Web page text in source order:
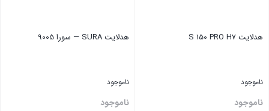
هدلایت S 150 PRO H7
ناموجود
ناموجود
هدلایت SURA — سورا 9005
ناموجود
ناموجود